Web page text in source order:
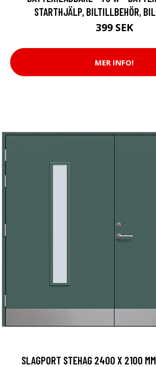
STARTHJÄLP, BILTILLBEHÖR,
399 SEK
MER INFO!
SLAGPORT STEHAG 2400 X 2100